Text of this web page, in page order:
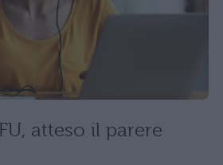
atteso il parere